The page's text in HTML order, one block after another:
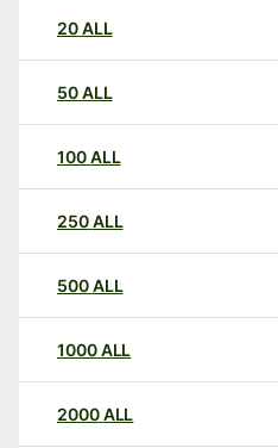
20ALL
50ALL
100ALL
250ALL
500ALL
1000ALL
2000ALL